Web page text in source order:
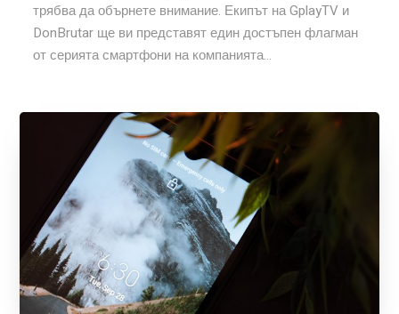
трябва да обърнете внимание. Екипът на GplayTV и
DonBrutar ще ви представят един достъпен флагман
от серията смартфони на компанията...